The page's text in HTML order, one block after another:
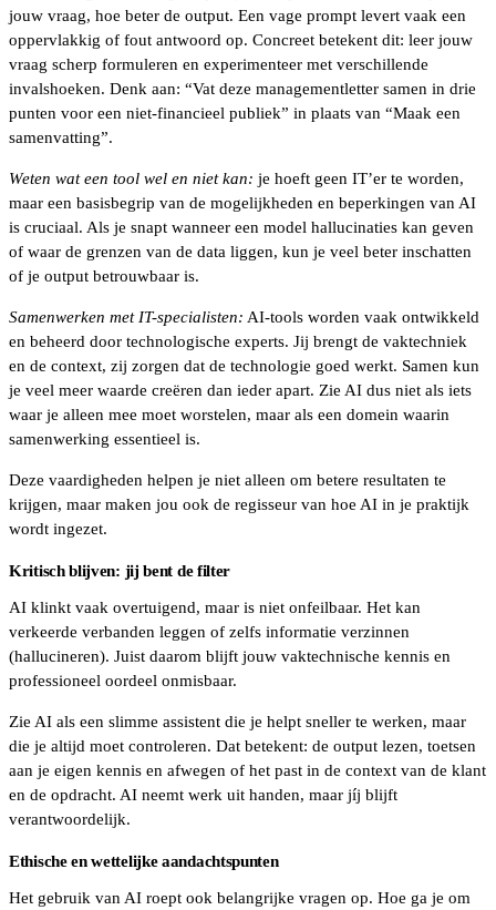
jouw vraag, hoe beter de output. Een vage prompt levert vaak een
oppervlakkig of fout antwoord op. Concreet betekent dit: leer jouw
vraag scherp formuleren en experimenteer met verschillende
invalshoeken. Denk aan: “Vat deze managementletter samen in drie
punten voor een niet-financieel publiek” in plaats van “Maak een
samenvatting”.
Weten wat een tool wel en niet kan: je hoeft geen IT’er te worden,
maar een basisbegrip van de mogelijkheden en beperkingen van AI
is cruciaal. Als je snapt wanneer een model hallucinaties kan geven
of waar de grenzen van de data liggen, kun je veel beter inschatten
of je output betrouwbaar is.
Samenwerken met IT-specialisten: AI-tools worden vaak ontwikkeld
en beheerd door technologische experts. Jij brengt de vaktechniek
en de context, zij zorgen dat de technologie goed werkt. Samen kun
je veel meer waarde creëren dan ieder apart. Zie AI dus niet als iets
waar je alleen mee moet worstelen, maar als een domein waarin
samenwerking essentieel is.
Deze vaardigheden helpen je niet alleen om betere resultaten te
krijgen, maar maken jou ook de regisseur van hoe AI in je praktijk
wordt ingezet.
Kritisch blijven: jij bent de filter
AI klinkt vaak overtuigend, maar is niet onfeilbaar. Het kan
verkeerde verbanden leggen of zelfs informatie verzinnen
(hallucineren). Juist daarom blijft jouw vaktechnische kennis en
professioneel oordeel onmisbaar.
Zie AI als een slimme assistent die je helpt sneller te werken, maar
die je altijd moet controleren. Dat betekent: de output lezen, toetsen
aan je eigen kennis en afwegen of het past in de context van de klant
en de opdracht. AI neemt werk uit handen, maar jíj blijft
verantwoordelijk.
Ethische en wettelijke aandachtspunten
Het gebruik van AI roept ook belangrijke vragen op. Hoe ga je om